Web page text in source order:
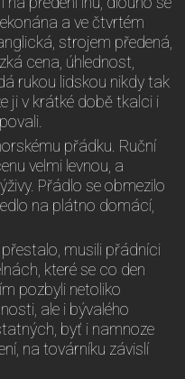
a ve čtvrtém
strojem předená,
cena, úhlednost,
rukou lidskou nikdy tak
ji v krátké době tkalci i
přádku. Ruční
velmi levnou, a
Přádlo se obmezilo
na plátno domácí,
musili přádníci
které se co den
pozbyli netoliko
ale i bývalého
byť i namnoze
na továrníku závislí